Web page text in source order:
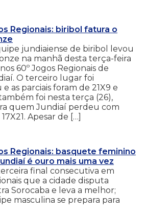
Regionais: biribol fatura o
jundiaiense de biribol levou
na manhã desta terça-feira
60º Jogos Regionais de
O terceiro lugar foi
as parciais foram de 21X9 e
foi nesta terça (26),
quem Jundiaí perdeu com
Apesar de […]
Regionais: basquete feminino
é ouro mais uma vez
final consecutiva em
que a cidade disputa
Sorocaba e leva a melhor;
masculina se prepara para